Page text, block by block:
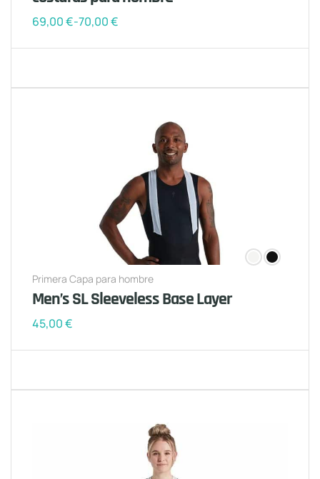
69,00€-70,00€
Primera Capa para hombre
Men’s SL Sleeveless Base Layer
45,00€